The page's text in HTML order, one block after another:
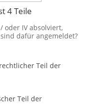
4 Teile
oder IV absolviert,
dafür angemeldet?
Teil der
Teil der